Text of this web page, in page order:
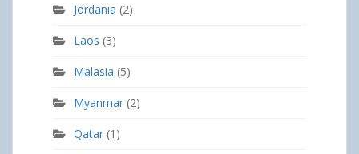
Jordania (2)
Laos (3)
Malasia (5)
Myanmar (2)
Qatar (1)